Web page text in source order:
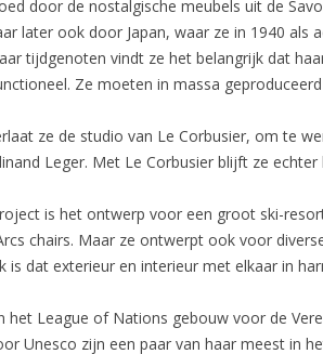
door de nostalgische meubels uit de
later ook door Japan, waar ze in 1940 als
tijdgenoten vindt ze het belangrijk dat
Ze moeten in massa
ze de studio van Le Corbusier, om te
Leger. Met Le Corbusier blijft ze
is het ontwerp voor een groot ski-
chairs. Maar ze ontwerpt ook voor
is dat exterieur en interieur met elkaar in
het League of Nations gebouw voor de
Unesco zijn een paar van haar meest in